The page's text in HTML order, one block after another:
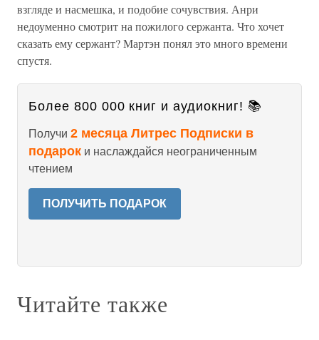
взгляде и насмешка, и подобие сочувствия. Анри
недоуменно смотрит на пожилого сержанта. Что хочет
сказать ему сержант? Мартэн понял это много времени
спустя.
Более 800 000 книг и аудиокниг! 📚
Получи 2 месяца Литрес Подписки в
подарок и наслаждайся неограниченным
чтением
ПОЛУЧИТЬ ПОДАРОК
Читайте также